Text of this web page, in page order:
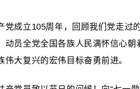
成立105周年，回顾我们党走过
员全党全国各族人民满怀信心朝
大复兴的宏伟目标奋勇前进。